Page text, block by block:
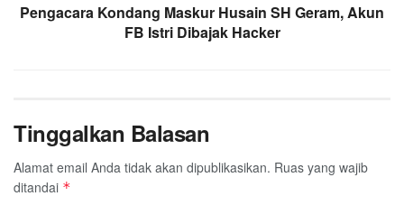
Pengacara Kondang Maskur Husain SH Geram, Akun
FB Istri Dibajak Hacker
Tinggalkan Balasan
Alamat email Anda tidak akan dipublikasikan. Ruas yang wajib
ditandai *